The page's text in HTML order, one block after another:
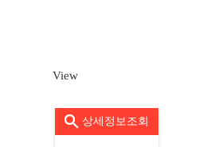
View
상세정보조회